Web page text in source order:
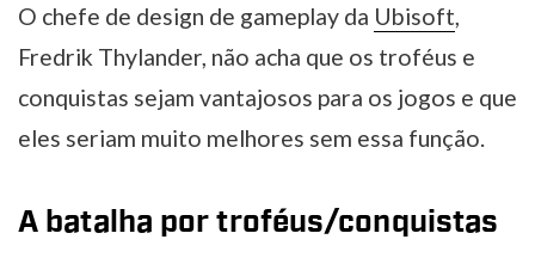
O chefe de design de gameplay da Ubisoft
Fredrik Thylander, não acha que os troféus e
conquistas sejam vantajosos para os jogos e que
eles seriam muito melhores sem essa função.
A batalha por troféus/conquistas